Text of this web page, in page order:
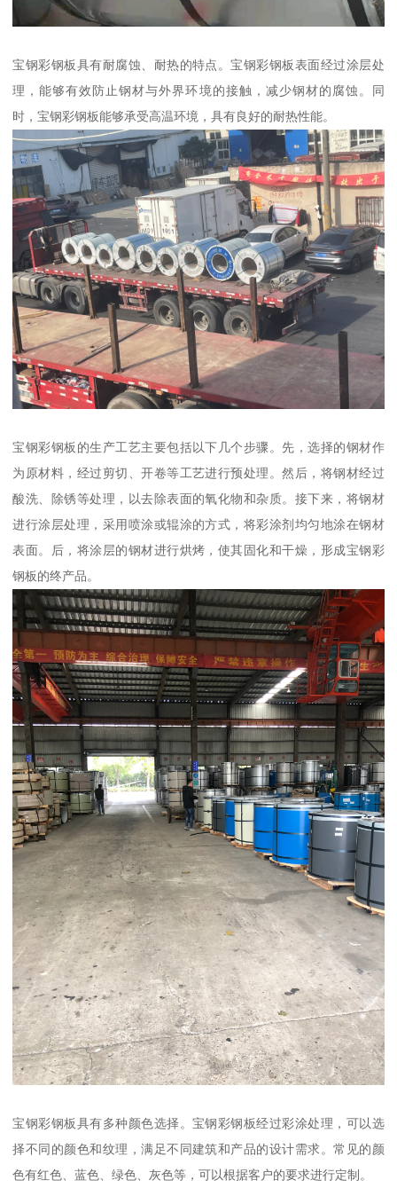
宝钢彩钢板具有耐腐蚀、耐热的特点。宝钢彩钢板表面经过涂层处
理，能够有效防止钢材与外界环境的接触，减少钢材的腐蚀。同
时，宝钢彩钢板能够承受高温环境，具有良好的耐热性能。
宝钢彩钢板的生产工艺主要包括以下几个步骤。先，选择的钢材作
为原材料，经过剪切、开卷等工艺进行预处理。然后，将钢材经过
酸洗、除锈等处理，以去除表面的氧化物和杂质。接下来，将钢材
进行涂层处理，采用喷涂或辊涂的方式，将彩涂剂均匀地涂在钢材
表面。后，将涂层的钢材进行烘烤，使其固化和干燥，形成宝钢彩
钢板的终产品。
宝钢彩钢板具有多种颜色选择。宝钢彩钢板经过彩涂处理，可以选
择不同的颜色和纹理，满足不同建筑和产品的设计需求。常见的颜
色有红色、蓝色、绿色、灰色等，可以根据客户的要求进行定制。